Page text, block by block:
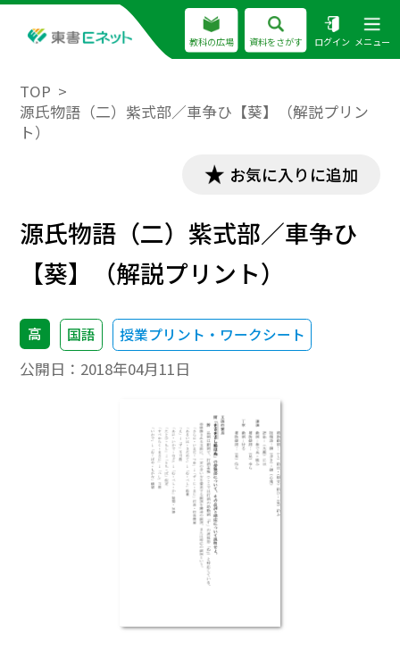
教科の広場 資料をさがす ログイン メニュー
TOP
源氏物語（二）紫式部／車争ひ【葵】（解説プリン
ト）
お気に入りに追加
源氏物語（二）紫式部／車争ひ
【葵】（解説プリント）
高 国語 授業プリント・ワークシート
公開日： 2018年04月11日